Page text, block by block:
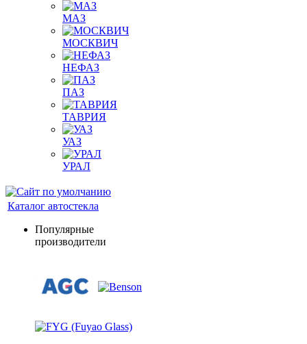
МАЗ
МОСКВИЧ
НЕФАЗ
ПАЗ
ТАВРИЯ
УАЗ
УРАЛ
Каталог автостекла
Популярные
производители